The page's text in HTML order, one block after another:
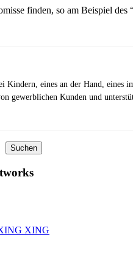
finden, so am Beispiel des
Kindern, eines an der Hand,
gewerblichen Kunden und
Suchen
XING